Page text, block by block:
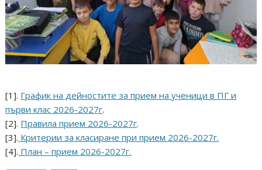
[1]. График на дейностите за прием на ученици в ПГ и
първи клас 2026-2027г.
[2]. Правила прием 2026-2027г.
[3]. Критерии за класиране при прием 2026-2027г.
[4]. План – прием 2026-2027г.